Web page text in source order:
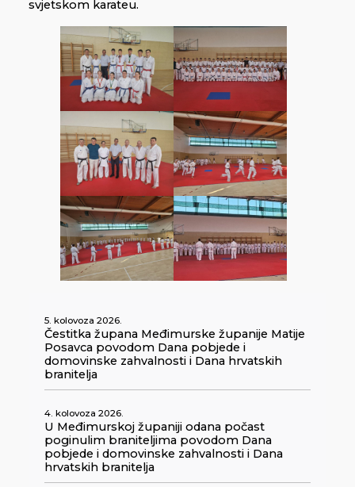
svjetskom karateu.
5. kolovoza 2026.
Čestitka župana Međimurske županije Matije
Posavca povodom Dana pobjede i
domovinske zahvalnosti i Dana hrvatskih
branitelja
4. kolovoza 2026.
U Međimurskoj županiji odana počast
poginulim braniteljima povodom Dana
pobjede i domovinske zahvalnosti i Dana
hrvatskih branitelja